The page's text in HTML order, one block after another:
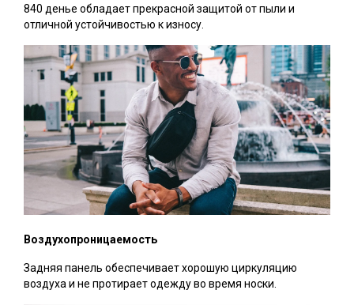
840 денье обладает прекрасной защитой от пыли и
отличной устойчивостью к износу.
Воздухопроницаемость
Задняя панель обеспечивает хорошую циркуляцию
воздуха и не протирает одежду во время носки.